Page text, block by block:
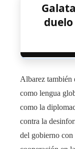
Albarez también
como lengua
como la
contra la
del gobierno